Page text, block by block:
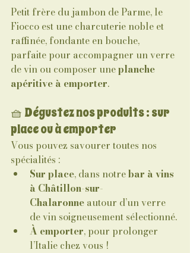
Petit frère du jambon de Parme, le
Fiocco est une charcuterie noble et
raffinée, fondante en bouche,
parfaite pour accompagner un verre
de vin ou composer une planche
apéritive à emporter.
🧺 Dégustez nos produits : sur
place ou à emporter
Vous pouvez savourer toutes nos
spécialités :
Sur place, dans notre bar à vins
à Châtillon-sur-
Chalaronne autour d’un verre
de vin soigneusement sélectionné.
À emporter, pour prolonger
l’Italie chez vous !